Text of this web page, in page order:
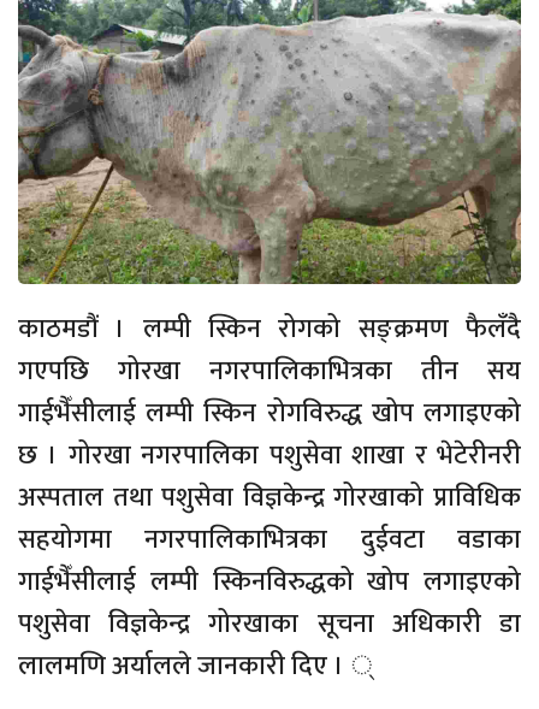
काठमडौं । लम्पी स्किन रोगको सङ्क्रमण फैलँदै
गएपछि गोरखा नगरपालिकाभित्रका तीन सय
गाईभैँसीलाई लम्पी स्किन रोगविरुद्ध खोप लगाइएको
छ । गोरखा नगरपालिका पशुसेवा शाखा र भेटेरीनरी
अस्पताल तथा पशुसेवा विज्ञकेन्द्र गोरखाको प्राविधिक
सहयोगमा नगरपालिकाभित्रका दुईवटा वडाका
गाईभैँसीलाई लम्पी स्किनविरुद्धको खोप लगाइएको
पशुसेवा विज्ञकेन्द्र गोरखाका सूचना अधिकारी डा
लालमणि अर्यालले जानकारी दिए । ्